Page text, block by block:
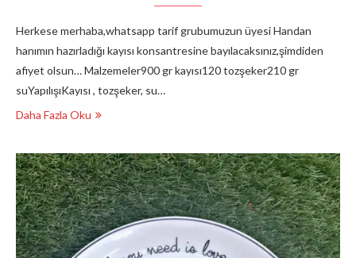
Herkese merhaba,whatsapp tarif grubumuzun üyesi Handan
hanımın hazırladığı kayısı konsantresine bayılacaksınız,şimdiden
afiyet olsun… Malzemeler900 gr kayısı120 tozşeker210 gr
suYapılışıKayısı , tozşeker, su…
Daha Fazla Oku